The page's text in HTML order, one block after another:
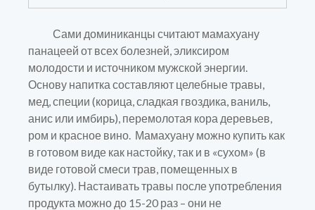
Сами доминиканцы считают мамахуану
панацеей от всех болезней, эликсиром
молодости и источником мужской энергии.
Основу напитка составляют целебные травы,
мед, специи (корица, сладкая гвоздика, ваниль,
анис или имбирь), перемолотая кора деревьев,
ром и красное вино. Мамахуану можно купить как
в готовом виде как настойку, так и в «сухом» (в
виде готовой смеси трав, помещенных в
бутылку). Настаивать травы после употребления
продукта можно до 15-20 раз – они не